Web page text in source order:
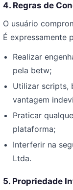
4. Regras de
O usuário
É expressamente
Realizar
pela betw;
Utilizar scripts,
vantagem
Praticar
plataforma;
Interferir na
Ltda.
5. Propriedade